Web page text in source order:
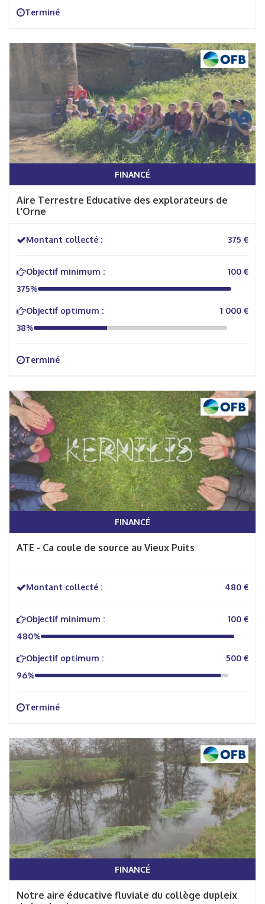
Terminé
FINANCÉ
Aire Terrestre Educative des explorateurs de
l'Orne
Montant collecté : 375 €
Objectif minimum :
100 €
375%
Objectif optimum :
1 000 €
38%
Terminé
FINANCÉ
ATE - Ca coule de source au Vieux Puits
Montant collecté : 480 €
Objectif minimum :
100 €
480%
Objectif optimum :
500 €
96%
Terminé
FINANCÉ
Notre aire éducative fluviale du collège dupleix